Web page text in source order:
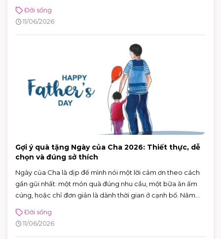
Đời sống
11/06/2026
Gợi ý quà tặng Ngày của Cha 2026: Thiết thực, dễ
chọn và đúng sở thích
Ngày của Cha là dịp để mình nói một lời cảm ơn theo cách
gần gũi nhất: một món quà đúng nhu cầu, một bữa ăn ấm
cúng, hoặc chỉ đơn giản là dành thời gian ở cạnh bố. Năm
thứ ba của tháng 6) — rất tiện để cả nhà lên lịch đi chơi, mua
sắm và ăn uống trong một buổi.
Đời sống
11/06/2026